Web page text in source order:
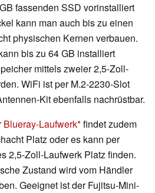
fassenden SSD vorinstalliert
kann man auch bis zu einen
physischen Kernen verbauen.
bis zu 64 GB installiert
mittels zweier 2,5-Zoll-
WiFi ist per M.2-2230-Slot
Kit ebenfalls nachrüstbar.
Blueray-Laufwerk findet zudem
Platz oder es kann per
2,5-Zoll-Laufwerk Platz finden.
Zustand wird vom Händler
Geeignet ist der Fujitsu-Mini-